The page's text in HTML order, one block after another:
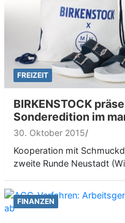
FREIZEIT
BIRKENSTOCK
Sonderedition im
30. Oktober 2015
Kooperation mit
zweite Runde Neustadt
FINANZEN